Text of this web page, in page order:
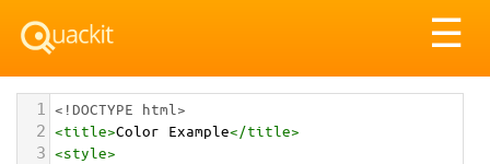
☰
1 <!DOCTYPE html>
2 <title>Color Example</title>
3 <style>